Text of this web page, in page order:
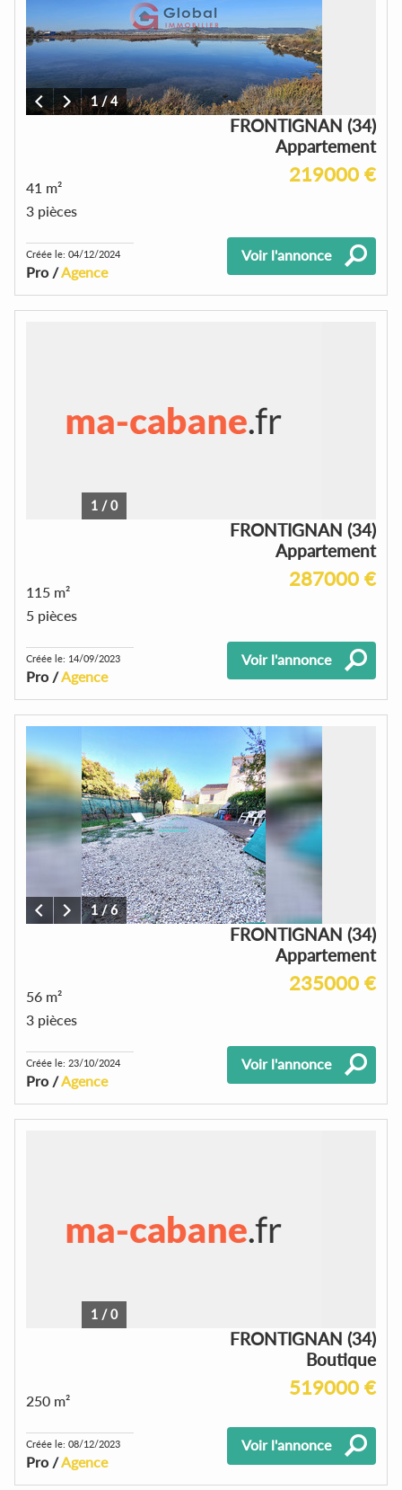
1/4
FRONTIGNAN (34)
Appartement
219000 €
41 m²
3 pièces
Créée le: 04/12/2024
Pro /Agence
Voir l'annonce
1 /0
FRONTIGNAN (34)
Appartement
287000 €
115 m²
5 pièces
Créée le: 14/09/2023
Pro /Agence
Voir l'annonce
1/6
FRONTIGNAN (34)
Appartement
235000 €
56 m²
3 pièces
Créée le: 23/10/2024
Pro /Agence
Voir l'annonce
1 /0
FRONTIGNAN (34)
Boutique
519000 €
250 m²
Créée le: 08/12/2023
Pro /Agence
Voir l'annonce